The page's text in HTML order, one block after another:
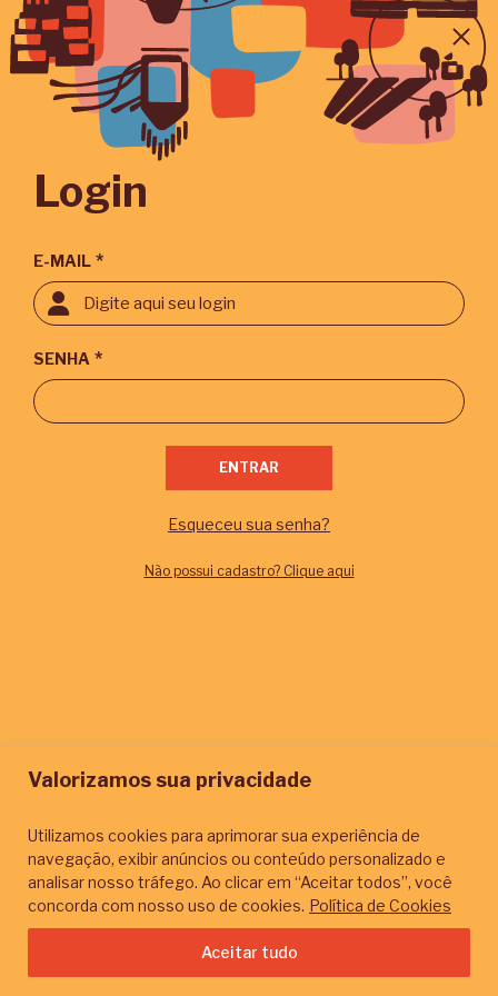
Valorizamos sua privacidade
Utilizamos cookies para aprimorar sua experiência de
navegação, exibir anúncios ou conteúdo personalizado e
analisar nosso tráfego. Ao clicar em “Aceitar todos”, você
concorda com nosso uso de cookies. Política de Cookies
Aceitar tudo
Login
E-MAIL *
SENHA *
Esqueceu sua senha?
Não possui cadastro? Clique aqui